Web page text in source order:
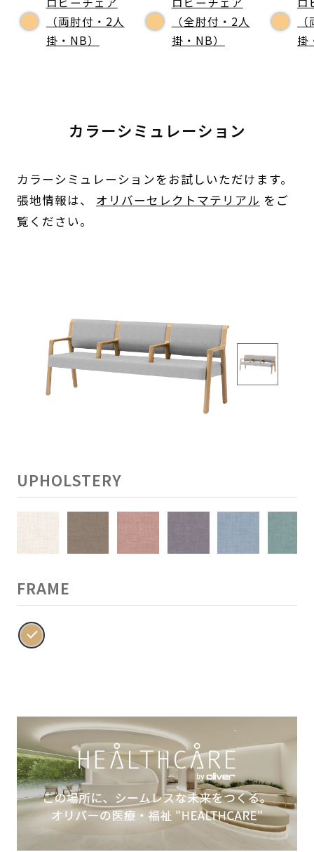
（両肘付・2人
掛・NB）
（全肘付・2人
掛・NB）
掛
カラーシミュレーション
カラーシミュレーションをお試しいただけます。
張地情報は、 オリバーセレクトマテリアル をご
覧ください。
UPHOLSTERY
FRAME